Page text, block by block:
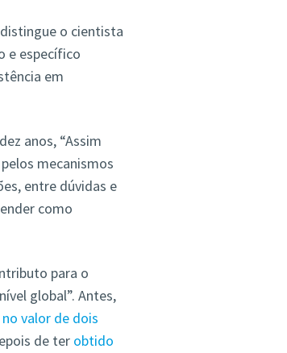
o cientista
e específico
em
anos, “Assim
mecanismos
entre dúvidas e
como
para o
global”. Antes,
valor de dois
de ter obtido